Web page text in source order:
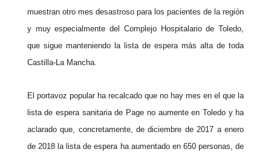
muestran otro mes desastroso para los pacientes de la región
y muy especialmente del Complejo Hospitalario de Toledo,
que sigue manteniendo la lista de espera más alta de toda
Castilla-La Mancha.
El portavoz popular ha recalcado que no hay mes en el que la
lista de espera sanitaria de Page no aumente en Toledo y ha
aclarado que, concretamente, de diciembre de 2017 a enero
de 2018 la lista de espera ha aumentado en 650 personas, de